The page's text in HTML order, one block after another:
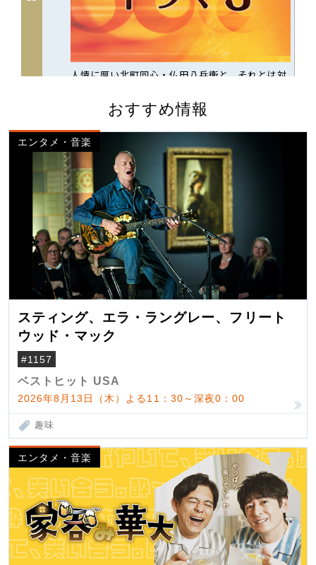
おすすめ情報
エンタメ・音楽
スティング、エラ・ラングレー、フリート
ウッド・マック
#1157
ベストヒット USA
2026年8月13日（木）よる11：30～深夜0：00
趣味
エンタメ・音楽